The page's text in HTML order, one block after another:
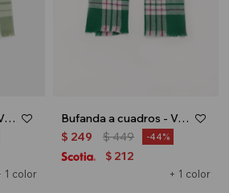
Bufanda a cuadros - Verde oliva
1 color
Bufanda a cuadros - Verde
+ 1 color
$ 249 $449 44
$ 212